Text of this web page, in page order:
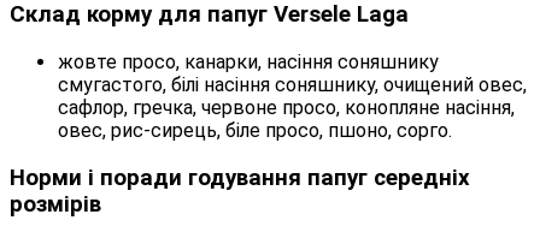
Склад корму для папуг Versele Laga
жовте просо, канарки, насіння соняшнику
смугастого, білі насіння соняшнику, очищений овес,
сафлор, гречка, червоне просо, конопляне насіння,
овес, рис-сирець, біле просо, пшоно, сорго.
Норми і поради годування папуг середніх
розмірів